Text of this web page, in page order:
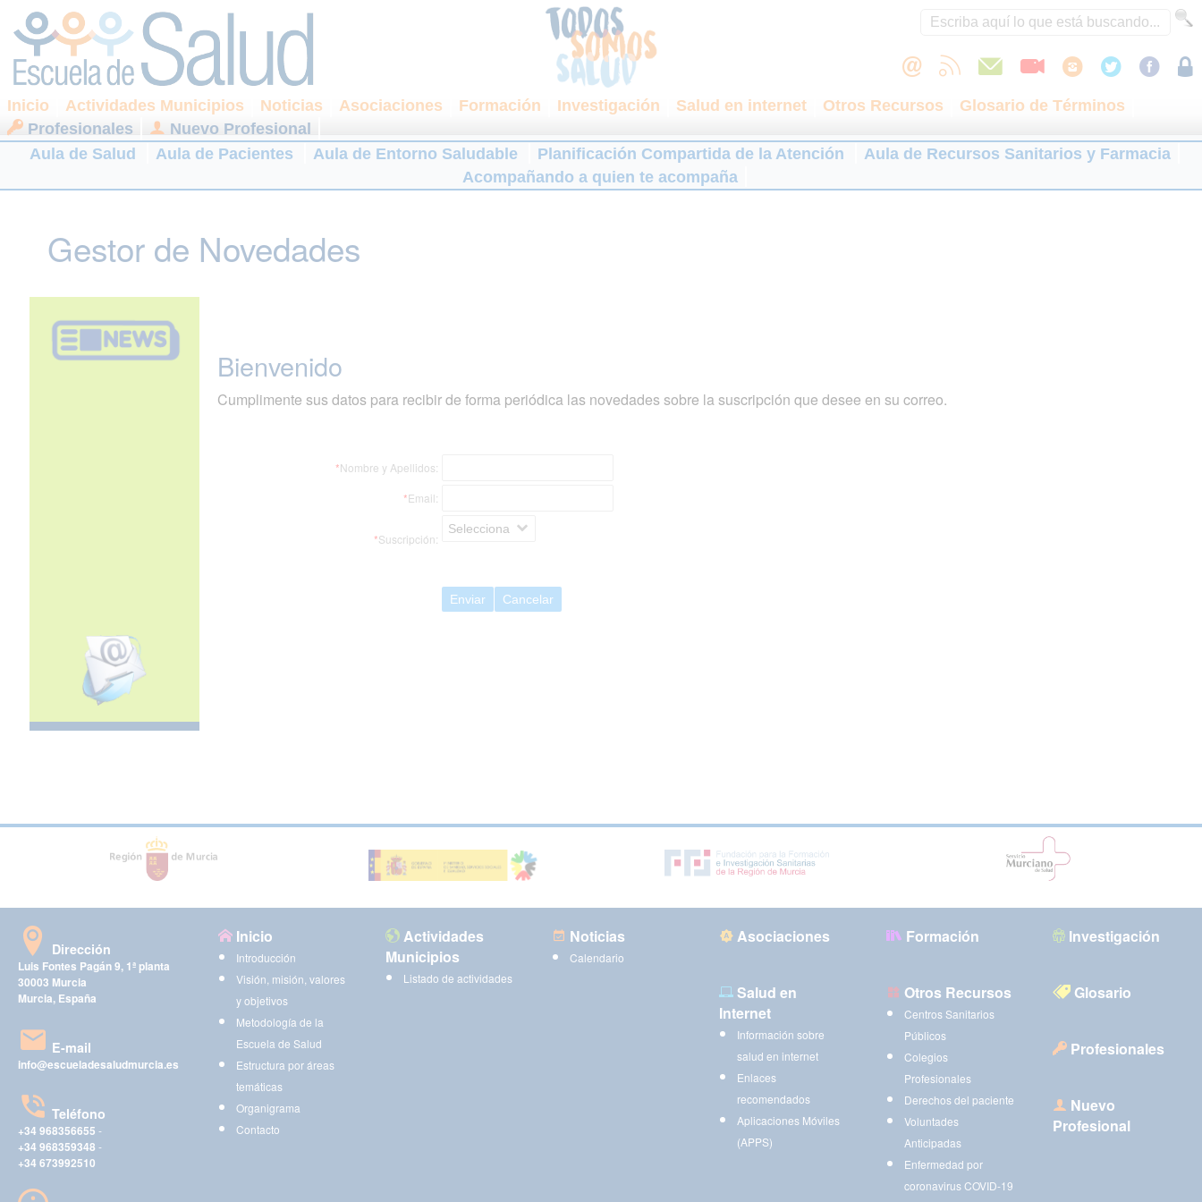
Inicio Actividades Municipios Noticias Asociaciones Formación Investigación Salud en internet Otros Recursos
Glosario de Términos
Profesionales
Nuevo Profesional
Aula de Salud
Aula de Pacientes Aula de Entorno Saludable Planificación Compartida de la Atención
Aula de Recursos Sanitarios y Farmacia
Acompañando a quien te acompaña
Gestor de Novedades
Bienvenido
Cumplimente sus datos para recibir de forma periódica las novedades sobre la suscripción que desee en su correo.
*Nombre y Apellidos:
*Email:
*Suscripción:
Selecciona
Enviar Cancelar
Dirección
Luis Fontes Pagán 9, 1ª planta
30003 Murcia
Murcia, España
E-mail
info@escueladesaludmurcia.es
Teléfono
+34 968356655 -
+34 968359348 -
+34 673992510
Inicio
Introducción
Visión, misión, valores
y objetivos
Metodología de la
Escuela de Salud
Estructura por áreas
temáticas
Organigrama
Contacto
Actividades
Municipios
Listado de actividades
Noticias
Calendario
Asociaciones Formación Investigación
Salud en
Internet
Información sobre
salud en internet
Enlaces
recomendados
Aplicaciones Móviles
(APPS)
Otros Recursos
Centros Sanitarios
Públicos
Colegios
Profesionales
Derechos del paciente
Voluntades
Anticipadas
Enfermedad por
coronavirus COVID-19
Glosario
Profesionales
Nuevo
Profesional